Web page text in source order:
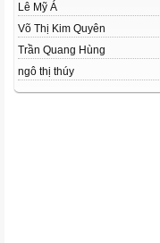
Lê Mỹ Á
Võ Thị Kim Quyên
Trần Quang Hùng
ngô thị thúy